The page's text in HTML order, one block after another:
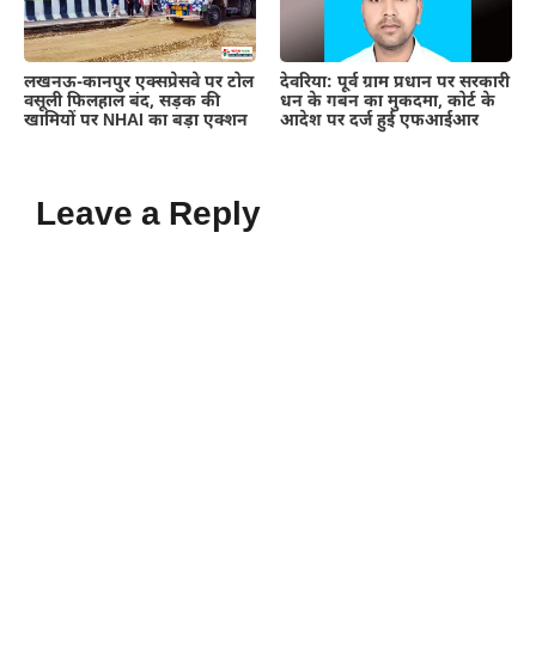
लखनऊ-कानपुर एक्सप्रेसवे पर टोल
वसूली फिलहाल बंद, सड़क की
खामियों पर NHAI का बड़ा एक्शन
देवरिया: पूर्व ग्राम प्रधान पर सरकारी
धन के गबन का मुकदमा, कोर्ट के
आदेश पर दर्ज हुई एफआईआर
Leave a Reply